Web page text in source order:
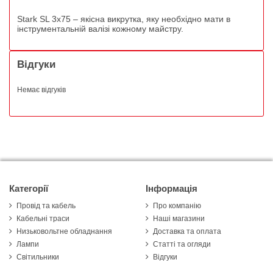
Stark SL 3x75 – якісна викрутка, яку необхідно мати в
інструментальній валізі кожному майстру.
Відгуки
Немає відгуків
Категорії
Провід та кабель
Кабельні траси
Низьковольтне обладнання
Лампи
Світильники
Інформація
Про компанію
Наші магазини
Доставка та оплата
Статті та огляди
Відгуки